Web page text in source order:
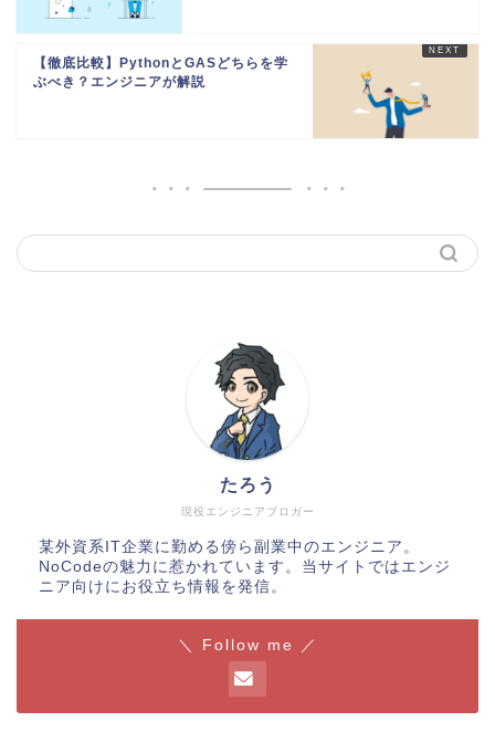
【徹底比較】PythonとGASどちらを学
ぶべき？エンジニアが解説
現役エンジニアブロガー
たろう
某外資系IT企業に勤める傍ら副業中のエンジニア。
NoCodeの魅力に惹かれています。当サイトではエンジ
ニア向けにお役立ち情報を発信。
＼ Follow me ／